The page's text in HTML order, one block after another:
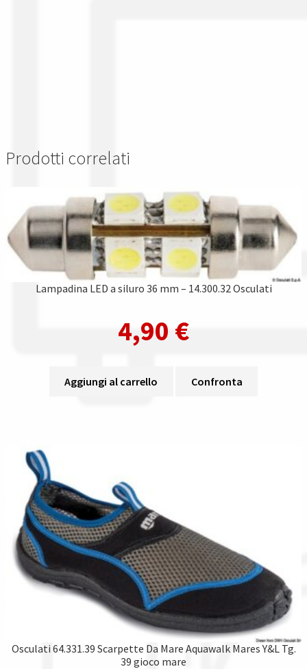
Prodotti correlati
Lampadina LED a siluro 36 mm – 14.300.32 Osculati
4,90 €
Aggiungi al carrello Confronta
Osculati 64.331.39 Scarpette Da Mare Aquawalk Mares Y&L Tg.
39 gioco mare